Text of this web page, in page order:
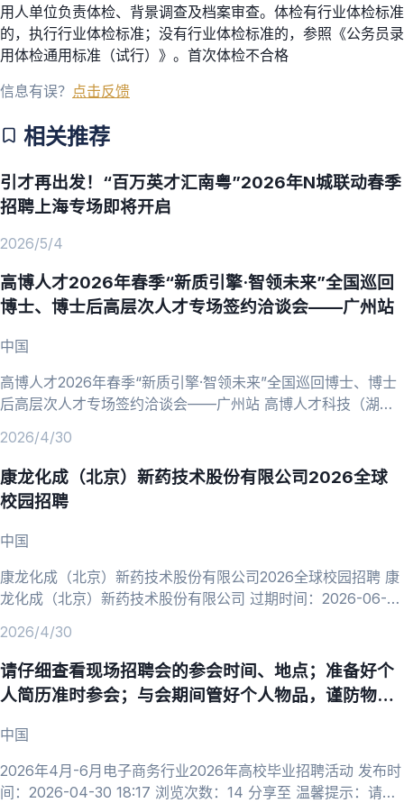
用人单位负责体检、背景调查及档案审查。体检有行业体检标准
的，执行行业体检标准；没有行业体检标准的，参照《公务员录
用体检通用标准（试行）》。首次体检不合格
信息有误？ 点击反馈
相关推荐
引才再出发！“百万英才汇南粤”2026年N城联动春季
招聘上海专场即将开启
2026/5/4
高博人才2026年春季“新质引擎·智领未来”全国巡回
博士、博士后高层次人才专场签约洽谈会——广州站
中国
高博人才2026年春季“新质引擎·智领未来”全国巡回博士、博士
后高层次人才专场签约洽谈会——广州站 高博人才科技（湖
04-30 10:48 浏览次数：24 分享至 温馨提示：抵制招聘诈
骗，加强自我保护，以任何理由索取财物，均涉嫌违法，请提高
警惕！ 招聘公告详情 高博人才2026年春季“新质引擎·智领未
来”全国巡回博士、博士后高
2026/4/30
康龙化成（北京）新药技术股份有限公司2026全球
校园招聘
中国
康龙化成（北京）新药技术股份有限公司2026全球校园招聘 康
龙化成（北京）新药技术股份有限公司 过期时间：2026-06-30
馨提示：抵制招聘诈骗，加强自我保护，以任何理由索取财物，
均涉嫌违法，请提高警惕！ 招聘公告详情 康龙化成2026全球校
园招聘 化学、药学、化工与制药、生物、医学等专业 企业简介
康龙化成（股票代码
2026/4/30
请仔细查看现场招聘会的参会时间、地点；准备好个
人简历准时参会；与会期间管好个人物品，谨防物品
中国
2026年4月-6月电子商务行业2026年高校毕业招聘活动 发布时
间：2026-04-30 18:17 浏览次数：14 分享至 温馨提示：请仔